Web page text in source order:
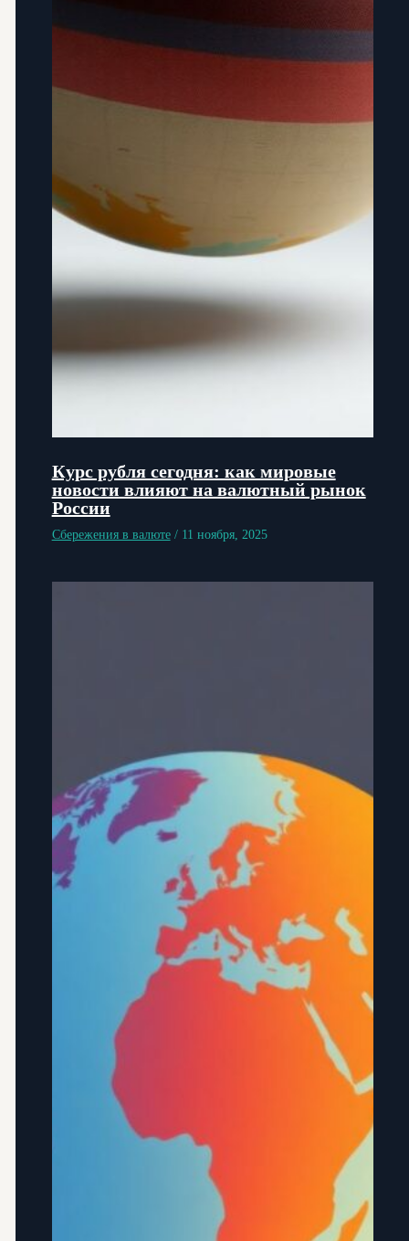
Курс рубля сегодня: как мировые
новости влияют на валютный рынок
России
Сбережения в валюте/ 11 ноября, 2025